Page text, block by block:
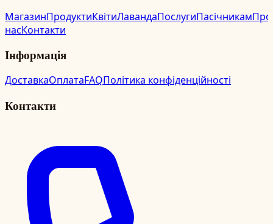
МагазинПродуктиКвітиЛавандаПослугиПасічникамПро
насКонтакти
Інформація
ДоставкаОплатаFAQПолітика конфіденційності
Контакти